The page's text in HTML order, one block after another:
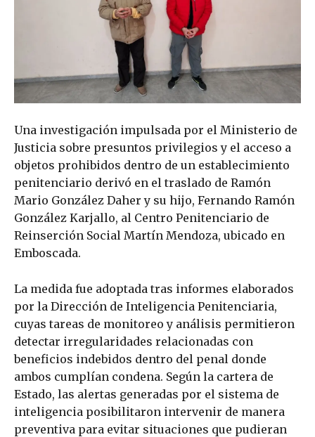
Una investigación impulsada por el Ministerio de
Justicia sobre presuntos privilegios y el acceso a
objetos prohibidos dentro de un establecimiento
penitenciario derivó en el traslado de Ramón
Mario González Daher y su hijo, Fernando Ramón
González Karjallo, al Centro Penitenciario de
Reinserción Social Martín Mendoza, ubicado en
Emboscada.
La medida fue adoptada tras informes elaborados
por la Dirección de Inteligencia Penitenciaria,
cuyas tareas de monitoreo y análisis permitieron
detectar irregularidades relacionadas con
beneficios indebidos dentro del penal donde
ambos cumplían condena. Según la cartera de
Estado, las alertas generadas por el sistema de
inteligencia posibilitaron intervenir de manera
preventiva para evitar situaciones que pudieran